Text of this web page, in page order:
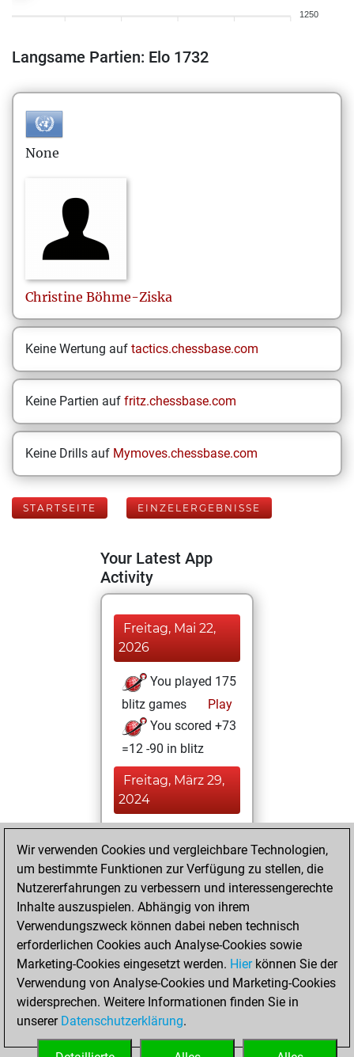
1250
Langsame Partien: Elo 1732
None
Christine Böhme-Ziska
Keine Wertung auf tactics.chessbase.com
Keine Partien auf fritz.chessbase.com
Keine Drills auf Mymoves.chessbase.com
STARTSEITE EINZELERGEBNISSE
Your Latest App
Activity
Freitag, Mai 22,
2026
You played 175
blitz games
Play
You scored +73
=12 -90 in blitz
Freitag, März 29,
2024
You played 42
slow games
Play
You scored +24
=2 -16 in slow games
Mittwoch, Januar
24, 2024
You played 119
bullet games
Play
You scored +48
=3 -68 in bullet
Wir verwenden Cookies und vergleichbare Technologien,
um bestimmte Funktionen zur Verfügung zu stellen, die
Nutzererfahrungen zu verbessern und interessengerechte
Inhalte auszuspielen. Abhängig von ihrem
Verwendungszweck können dabei neben technisch
erforderlichen Cookies auch Analyse-Cookies sowie
Marketing-Cookies eingesetzt werden. Hierkönnen Sie der
Verwendung von Analyse-Cookies und Marketing-Cookies
widersprechen. Weitere Informationen finden Sie in
unserer Datenschutzerklärung.